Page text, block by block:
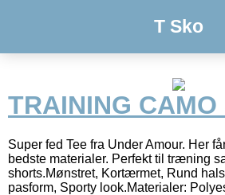
T Sko
TRAINING CAMO
Super fed Tee fra Under Amour. Her
bedste materialer. Perfekt til træning
shorts.Mønstret, Kortærmet, Rund
pasform, Sporty look.Materialer: